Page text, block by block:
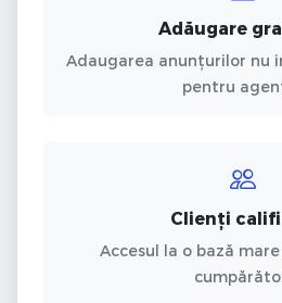
Adăugare
Adaugarea anunțurilor nu
pentru
Clienți
Accesul la o bază